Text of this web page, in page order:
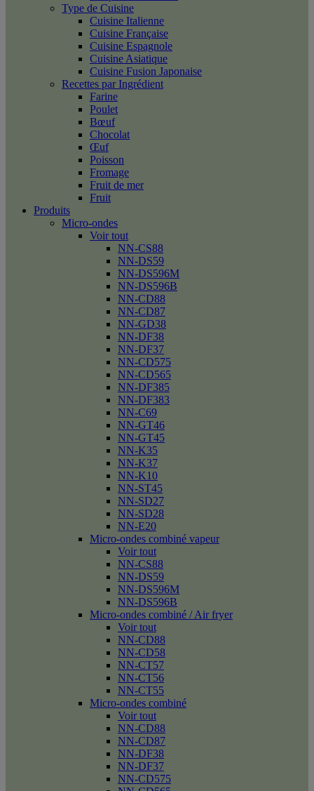
Type de Cuisine
Cuisine Italienne
Cuisine Française
Cuisine Espagnole
Cuisine Asiatique
Cuisine Fusion Japonaise
Recettes par Ingrédient
Farine
Poulet
Bœuf
Chocolat
Œuf
Poisson
Fromage
Fruit de mer
Fruit
Produits
Micro-ondes
Voir tout
NN-CS88
NN-DS59
NN-DS596M
NN-DS596B
NN-CD88
NN-CD87
NN-GD38
NN-DF38
NN-DF37
NN-CD575
NN-CD565
NN-DF385
NN-DF383
NN-C69
NN-GT46
NN-GT45
NN-K35
NN-K37
NN-K10
NN-ST45
NN-SD27
NN-SD28
NN-E20
Micro-ondes combiné vapeur
Voir tout
NN-CS88
NN-DS59
NN-DS596M
NN-DS596B
Micro-ondes combiné / Air fryer
Voir tout
NN-CD88
NN-CD58
NN-CT57
NN-CT56
NN-CT55
Micro-ondes combiné
Voir tout
NN-CD88
NN-CD87
NN-DF38
NN-DF37
NN-CD575